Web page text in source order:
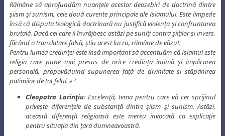
Rămâne să aprofundăm nuanţele acestor deosebiri de doctrină dintre
şiism şi sunism, cele două curente principale ale Islamului. Este limpede
însă că disputa teologică doctrinară nu justifică violenţa şi confruntarea
brutală. Dacă cei care îi învrăjbesc astăzi pe suniţi contra şiiţilor şi invers,
făcând o translatare falsă, ştiu acest lucru, rămâne de văzut.
Pentru lumea credinţei este însă important să accentuăm că Islamul este
religia care pune mai presus de orice credinţa intimă şi implicarea
personală, propovăduind supunerea faţă de divinitate şi stăpânirea
patimilor de tot felul. » 2
Cleopatra Lorinţiu: Excelenţă, tema pentru care vă cer sprijinul
priveşte diferenţele de substanţă dintre şiism şi sunism. Astăzi,
această diferenţă religioasă este mereu invocată ca explicaţie
pentru situaţia din ţara dumneavoastră.